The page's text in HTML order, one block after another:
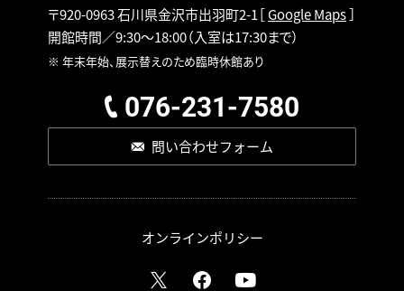
〒920-0963 石川県金沢市出羽町2-1［Google Maps］
開館時間／9:30～18:00（入室は17:30まで）
※ 年末年始、展示替えのため臨時休館あり
076-231-7580
問い合わせフォーム
オンラインポリシー